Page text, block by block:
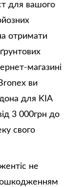
для вашого
отримати
магазині
ви
для KIA
3 000грн до
свого
не